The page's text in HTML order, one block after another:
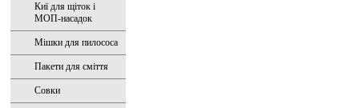
Киї для щіток і
МОП-насадок
Мішки для пилососа
Пакети для сміття
Совки